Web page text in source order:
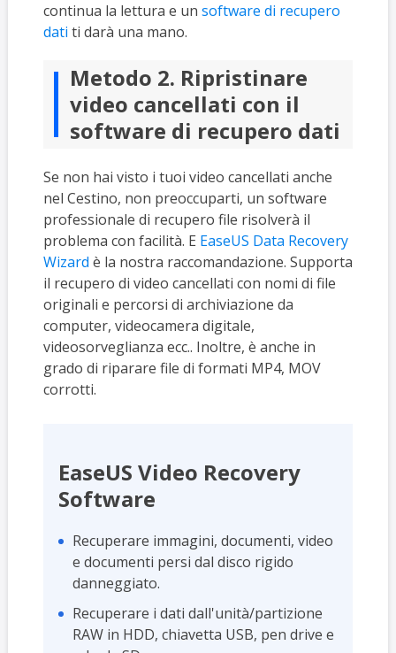
continua la lettura e un software di recupero
dati ti darà una mano.
Metodo 2. Ripristinare
video cancellati con il
software di recupero dati
Se non hai visto i tuoi video cancellati anche
nel Cestino, non preoccuparti, un software
professionale di recupero file risolverà il
problema con facilità. E EaseUS Data Recovery
Wizard è la nostra raccomandazione. Supporta
il recupero di video cancellati con nomi di file
originali e percorsi di archiviazione da
computer, videocamera digitale,
videosorveglianza ecc.. Inoltre, è anche in
grado di riparare file di formati MP4, MOV
corrotti.
EaseUS Video Recovery
Software
Recuperare immagini, documenti, video
e documenti persi dal disco rigido
danneggiato.
Recuperare i dati dall'unità/partizione
RAW in HDD, chiavetta USB, pen drive e